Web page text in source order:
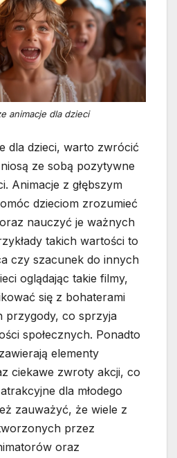
animacje dla dzieci
dla dzieci, warto zwrócić
ze sobą pozytywne
Animacje z głębszym
dzieciom zrozumieć
nauczyć je ważnych
takich wartości to
czy szacunek do innych
oglądając takie filmy,
się z bohaterami
przygody, co sprzyja
społecznych. Ponadto
elementy
ciekawe zwroty akcji, co
dla młodego
zauważyć, że wiele z
przez
oraz